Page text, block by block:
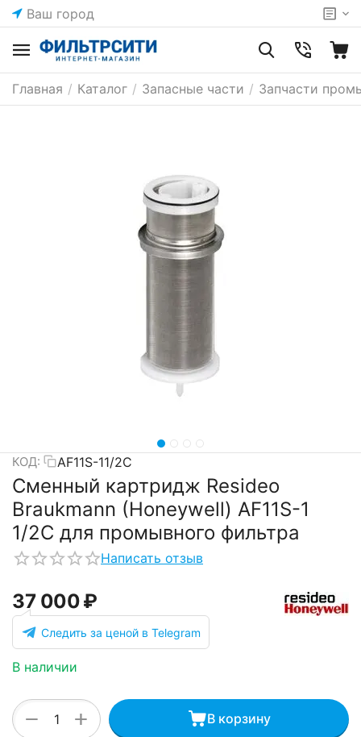
Ваш город
Главная / Каталог / Запасные части / Запчасти
КОД: AF11S-11/2C
Сменный картридж Resideo
Braukmann (Honeywell) AF11S-1
1/2C для промывного фильтра
Написать отзыв
37 000₽
Следить за ценой в Telegram
В наличии
+
− В корзину